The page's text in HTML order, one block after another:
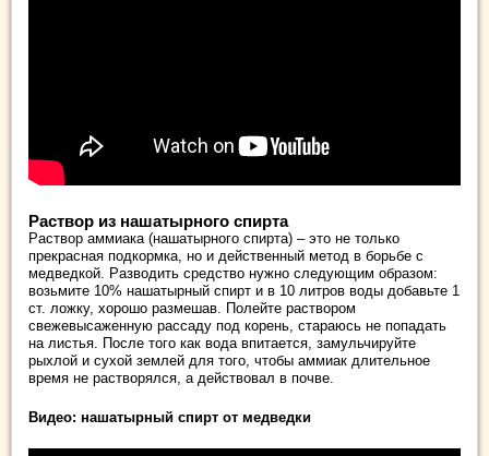
Раствор из нашатырного спирта
Раствор аммиака (нашатырного спирта) – это не только
прекрасная подкормка, но и действенный метод в борьбе с
медведкой. Разводить средство нужно следующим образом:
возьмите 10% нашатырный спирт и в 10 литров воды добавьте 1
ст. ложку, хорошо размешав. Полейте раствором
свежевысаженную рассаду под корень, стараюсь не попадать
на листья. После того как вода впитается, замульчируйте
рыхлой и сухой землей для того, чтобы аммиак длительное
время не растворялся, а действовал в почве.
Видео: нашатырный спирт от медведки